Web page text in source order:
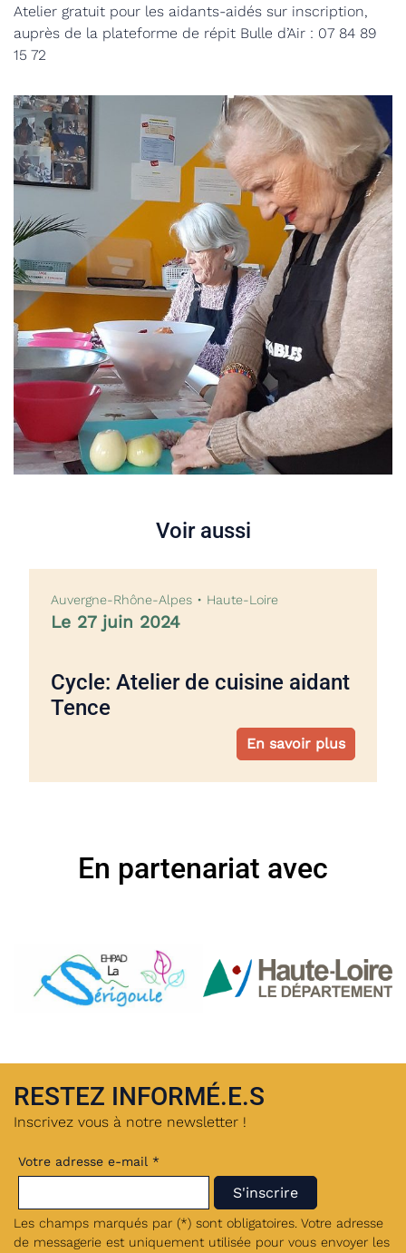
Atelier gratuit pour les aidants-aidés sur inscription,
auprès de la plateforme de répit Bulle d’Air : 07 84 89
15 72
Voir aussi
Auvergne-Rhône-Alpes • Haute-Loire
Le 27 juin 2024
Cycle: Atelier de cuisine aidant
Tence
En savoir plus
En partenariat avec
RESTEZ INFORMÉ.E.S
Inscrivez vous à notre newsletter !
Votre adresse e-mail *
Les champs marqués par (*) sont obligatoires. Votre adresse
de messagerie est uniquement utilisée pour vous envoyer les